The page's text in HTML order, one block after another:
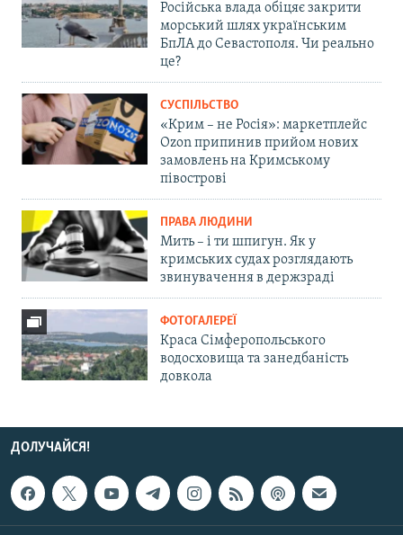
Російська влада обіцяє закрити
морський шлях українським
БпЛА до Севастополя. Чи реально
це?
СУСПІЛЬСТВО
«Крим – не Росія»: маркетплейс
Ozon припинив прийом нових
замовлень на Кримському
півострові
ПРАВА ЛЮДИНИ
Мить – і ти шпигун. Як у
кримських судах розглядають
звинувачення в держзраді
ФОТОГАЛЕРЕЇ
Краса Сімферопольського
водосховища та занедбаність
довкола
ДОЛУЧАЙСЯ!